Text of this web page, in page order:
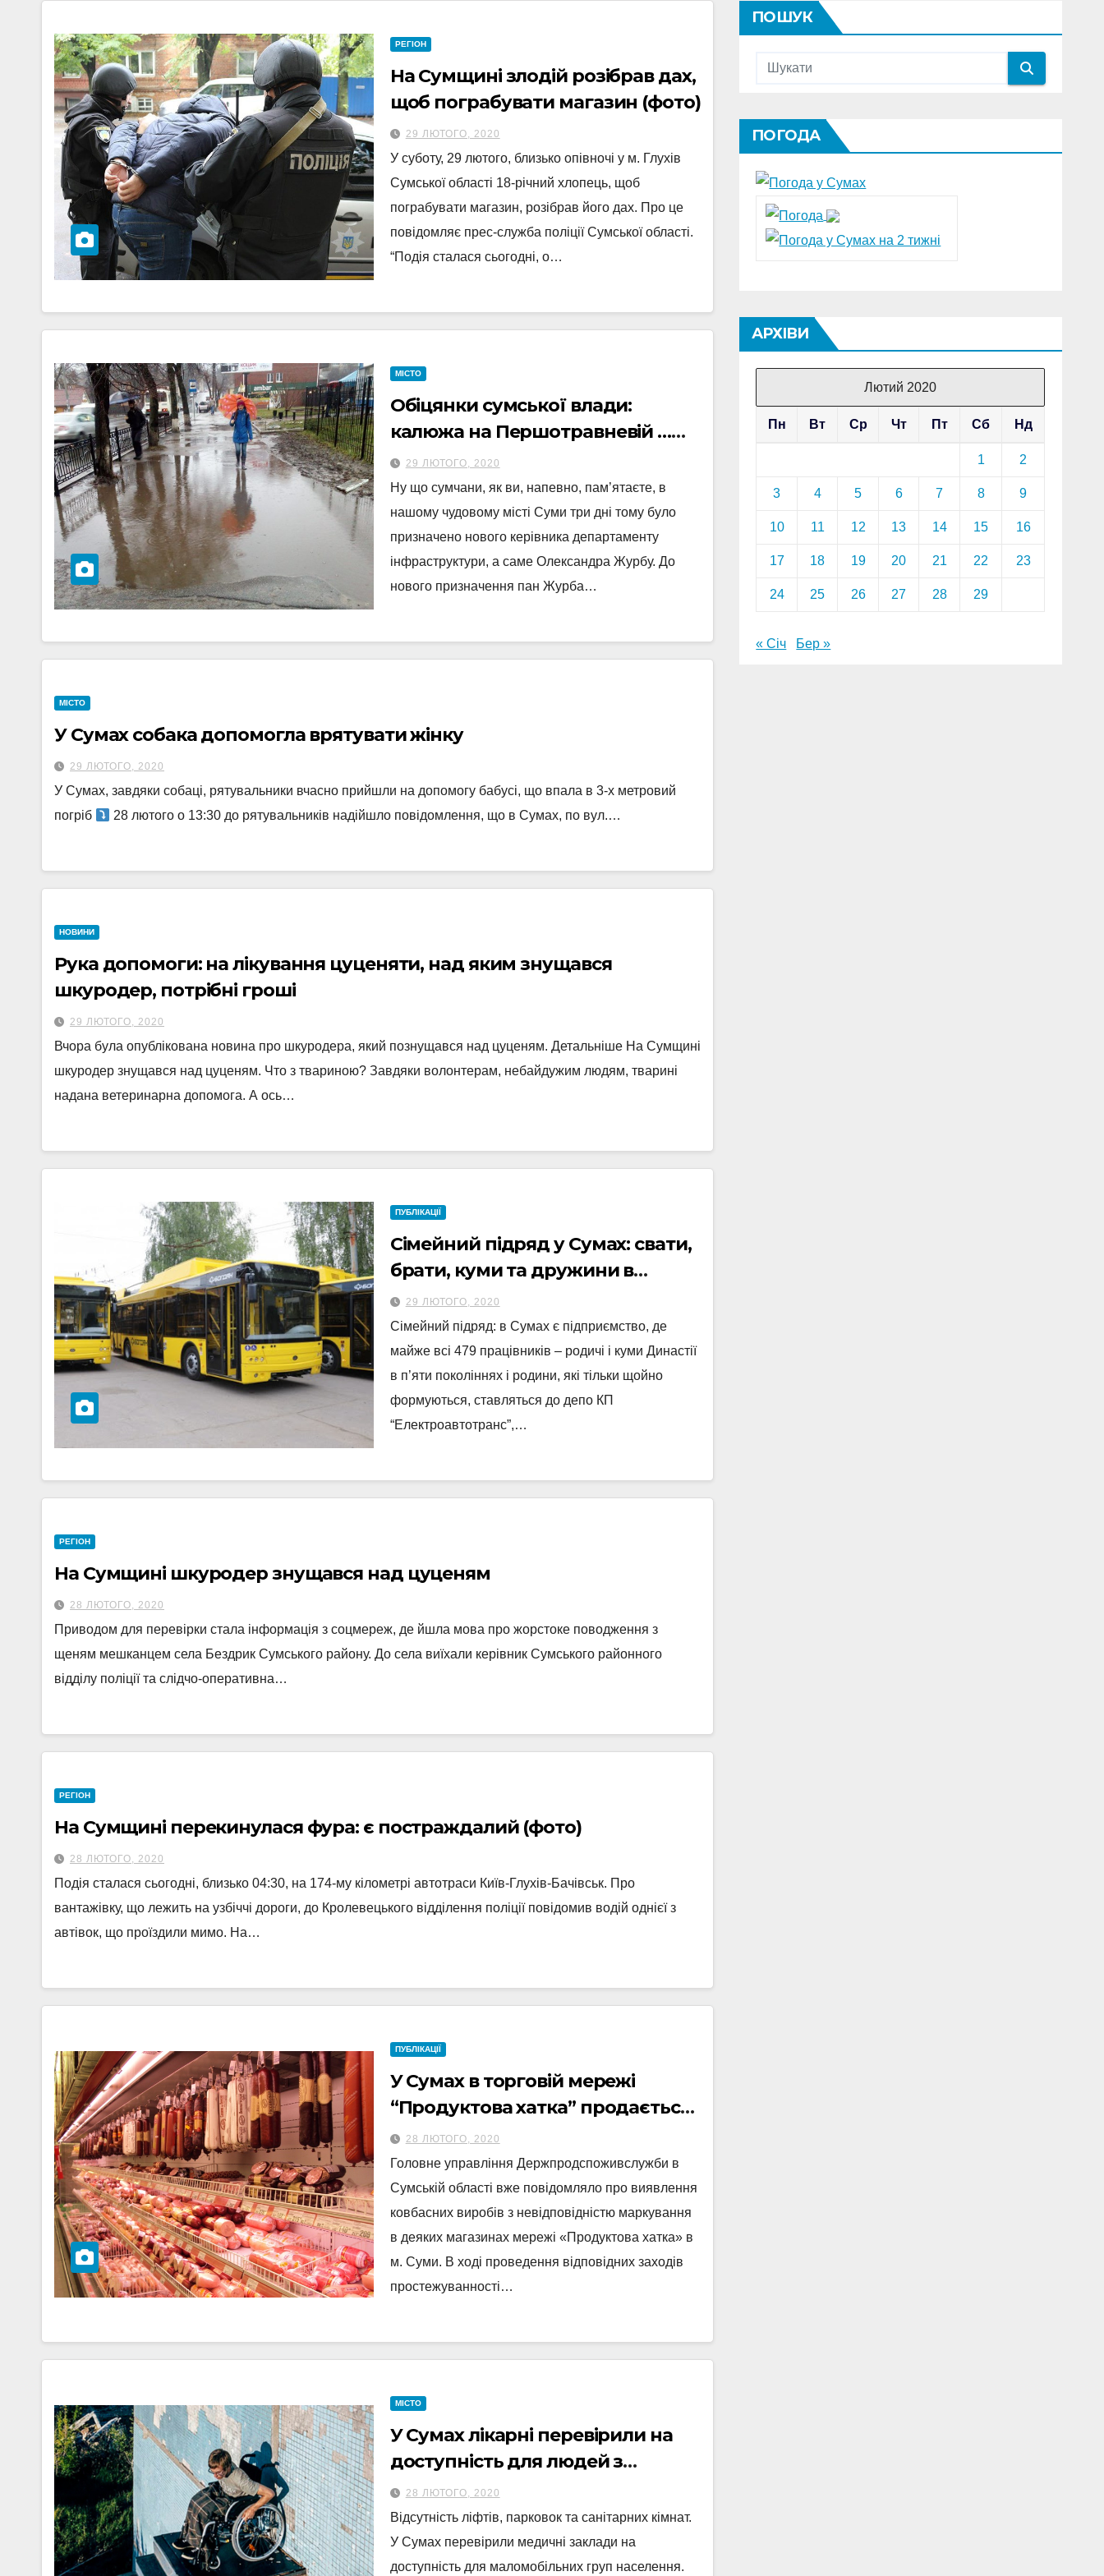
РЕГІОН
На Сумщині злодій розібрав дах,
щоб пограбувати магазин (фото)
29 ЛЮТОГО, 2020
У суботу, 29 лютого, близько опівночі у м. Глухів
Сумської області 18-річний хлопець, щоб
пограбувати магазин, розібрав його дах. Про це
повідомляє прес-служба поліції Сумської області.
“Подія сталася сьогодні, о…
МІСТО
Обіцянки сумської влади:
калюжа на Першотравневій …
йшов третій рік …
29 ЛЮТОГО, 2020
Ну що сумчани, як ви, напевно, пам’ятаєте, в
нашому чудовому місті Суми три дні тому було
призначено нового керівника департаменту
інфраструктури, а саме Олександра Журбу. До
нового призначення пан Журба…
МІСТО
У Сумах собака допомогла врятувати жінку
29 ЛЮТОГО, 2020
У Сумах, завдяки собаці, рятувальники вчасно прийшли на допомогу бабусі, що впала в 3-х метровий
погріб
28 лютого о 13:30 до рятувальників надійшло повідомлення, що в Сумах, по вул.…
НОВИНИ
Рука допомоги: на лікування цуценяти, над яким знущався
шкуродер, потрібні гроші
29 ЛЮТОГО, 2020
Вчора була опублікована новина про шкуродера, який познущався над цуценям. Детальніше На Сумщині
шкуродер знущався над цуценям. Что з твариною? Завдяки волонтерам, небайдужим людям, тварині
надана ветеринарна допомога. А ось…
ПУБЛІКАЦІЇ
Сімейний підряд у Сумах: свати,
брати, куми та дружини в
одному КП (відео)
29 ЛЮТОГО, 2020
Сімейний підряд: в Сумах є підприємство, де
майже всі 479 працівників – родичі і куми Династії
в п’яти поколіннях і родини, які тільки щойно
формуються, ставляться до депо КП
“Електроавтотранс”,…
РЕГІОН
На Сумщині шкуродер знущався над цуценям
28 ЛЮТОГО, 2020
Приводом для перевірки стала інформація з соцмереж, де йшла мова про жорстоке поводження з
щеням мешканцем села Бездрик Сумського району. До села виїхали керівник Сумського районного
відділу поліції та слідчо-оперативна…
РЕГІОН
На Сумщині перекинулася фура: є постраждалий (фото)
28 ЛЮТОГО, 2020
Подія сталася сьогодні, близько 04:30, на 174-му кілометрі автотраси Київ-Глухів-Бачівськ. Про
вантажівку, що лежить на узбіччі дороги, до Кролевецького відділення поліції повідомив водій однієї з
автівок, що проїздили мимо. На…
ПУБЛІКАЦІЇ
У Сумах в торговій мережі
“Продуктова хатка” продається
небезпечний фальсифікат
28 ЛЮТОГО, 2020
Головне управління Держпродспоживслужби в
Сумській області вже повідомляло про виявлення
ковбасних виробів з невідповідністю маркування
в деяких магазинах мережі «Продуктова хатка» в
м. Суми. В ході проведення відповідних заходів
простежуванності…
МІСТО
У Сумах лікарні перевірили на
доступність для людей з
інвалідністю
28 ЛЮТОГО, 2020
Відсутність ліфтів, парковок та санітарних кімнат.
У Сумах перевірили медичні заклади на
доступність для маломобільних груп населення.
ПОШУК
ПОГОДА
АРХІВИ
Лютий 2020
Пн Вт Ср Чт Пт Сб Нд
1 2
3 4 5 6 7 8 9
10 11 12 13 14 15 16
17 18 19 20 21 22 23
24 25 26 27 28 29
« Січ Бер »